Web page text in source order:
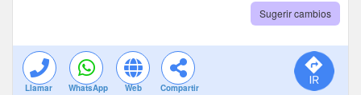
Sugerir cambios
Llamar WhatsApp Web Compartir